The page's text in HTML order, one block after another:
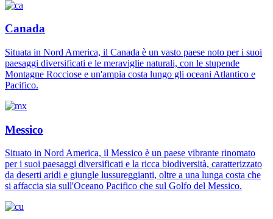
Canada
Situata in Nord America, il Canada è un vasto paese noto per i suoi
paesaggi diversificati e le meraviglie naturali, con le stupende
Montagne Rocciose e un'ampia costa lungo gli oceani Atlantico e
Pacifico.
Messico
Situato in Nord America, il Messico è un paese vibrante rinomato
per i suoi paesaggi diversificati e la ricca biodiversità, caratterizzato
da deserti aridi e giungle lussureggianti, oltre a una lunga costa che
si affaccia sia sull'Oceano Pacifico che sul Golfo del Messico.